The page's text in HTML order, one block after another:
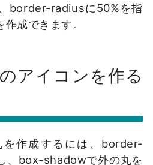
border-radiusに50%を指
成できます。
アイコンを作る
を作成するには、border-
、box-shadowで外の丸を